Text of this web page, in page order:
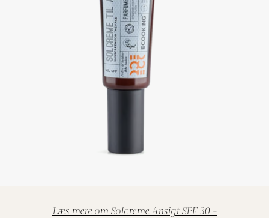
Læs mere om Solcreme Ansigt SPF 30 -